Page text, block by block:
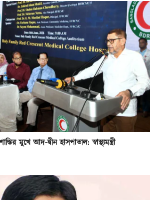
মুখে আদ-দ্বীন হাসপাতাল: স্বাস্থ্যমন্ত্রী